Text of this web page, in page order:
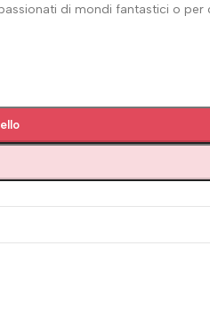
di mondi fantastici o